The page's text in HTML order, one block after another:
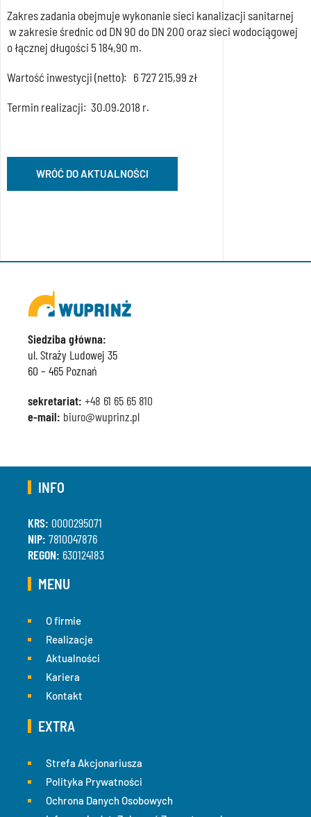
Zakres zadania obejmuje wykonanie sieci kanalizacji sanitarnej
w zakresie średnic od DN 90 do DN 200 oraz sieci wodociągowej
o łącznej długości 5 184,90 m.
Wartość inwestycji (netto): 6 727 215,99 zł
Termin realizacji: 30.09.2018 r.
WRÓĆ DO AKTUALNOŚCI
Siedziba główna:
ul. Straży Ludowej 35
60 – 465 Poznań
sekretariat: +48 61 65 65 810
e-mail: biuro@wuprinz.pl
INFO
KRS: 0000295071
NIP: 7810047876
REGON: 630124183
MENU
O firmie
Realizacje
Aktualności
Kariera
Kontakt
EXTRA
Strefa Akcjonariusza
Polityka Prywatności
Ochrona Danych Osobowych